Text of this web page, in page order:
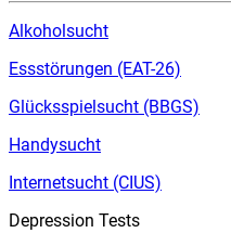
Alkoholsucht
Essstörungen (EAT-26)
Glücksspielsucht (BBGS)
Handysucht
Internetsucht (CIUS)
Depression Tests